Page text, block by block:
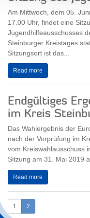
Am Mittwoch, dem 05.
17.00 Uhr, findet eine
Jugendhilfeausschusses
Steinburger Kreistages
Sitzungsort ist das...
Read more
Endgültiges
im Kreis
Das Wahlergebnis der
nach der Vorprüfung im
vom Kreiswahlausschuss
Sitzung am 31. Mai 2019
Read more
1 2